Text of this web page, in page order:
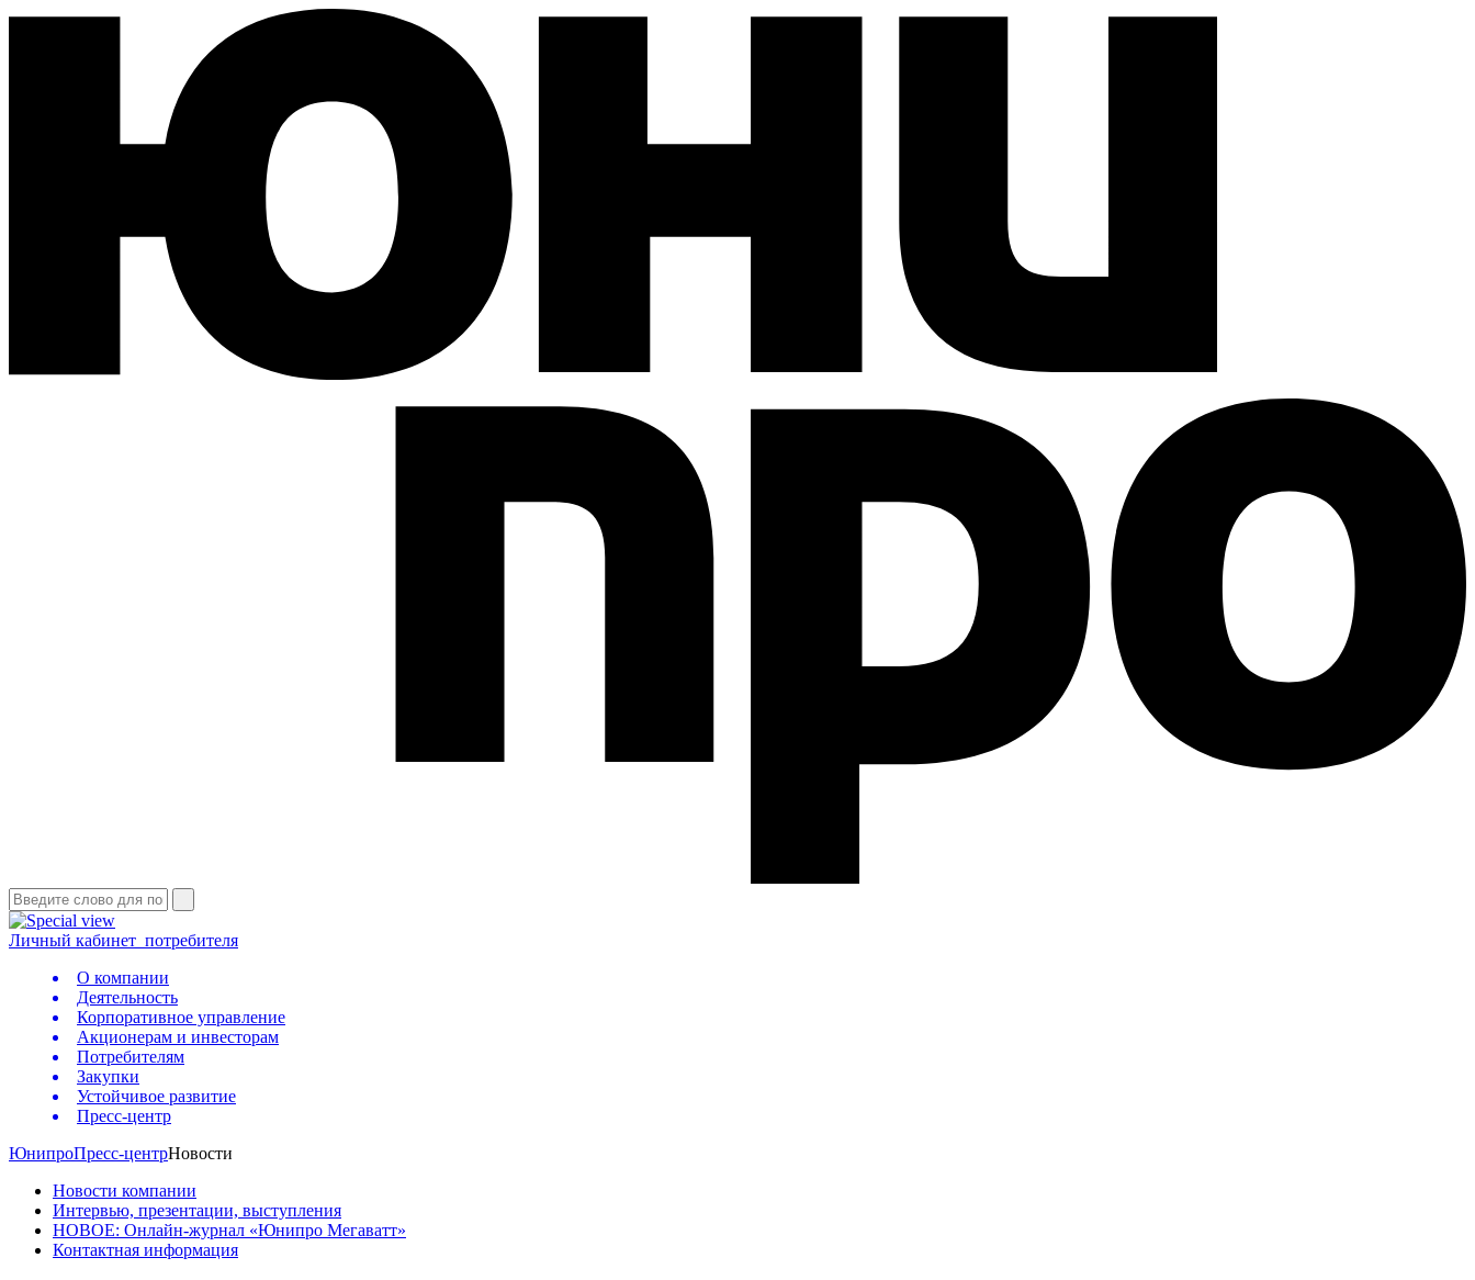
Личный кабинет потребителя
О компании
Деятельность
Корпоративное управление
Акционерам и инвесторам
Потребителям
Закупки
Устойчивое развитие
Пресс-центр
ЮнипроПресс-центрНовости
Новости компании
Интервью, презентации, выступления
НОВОЕ: Онлайн-журнал «Юнипро Мегаватт»
Контактная информация